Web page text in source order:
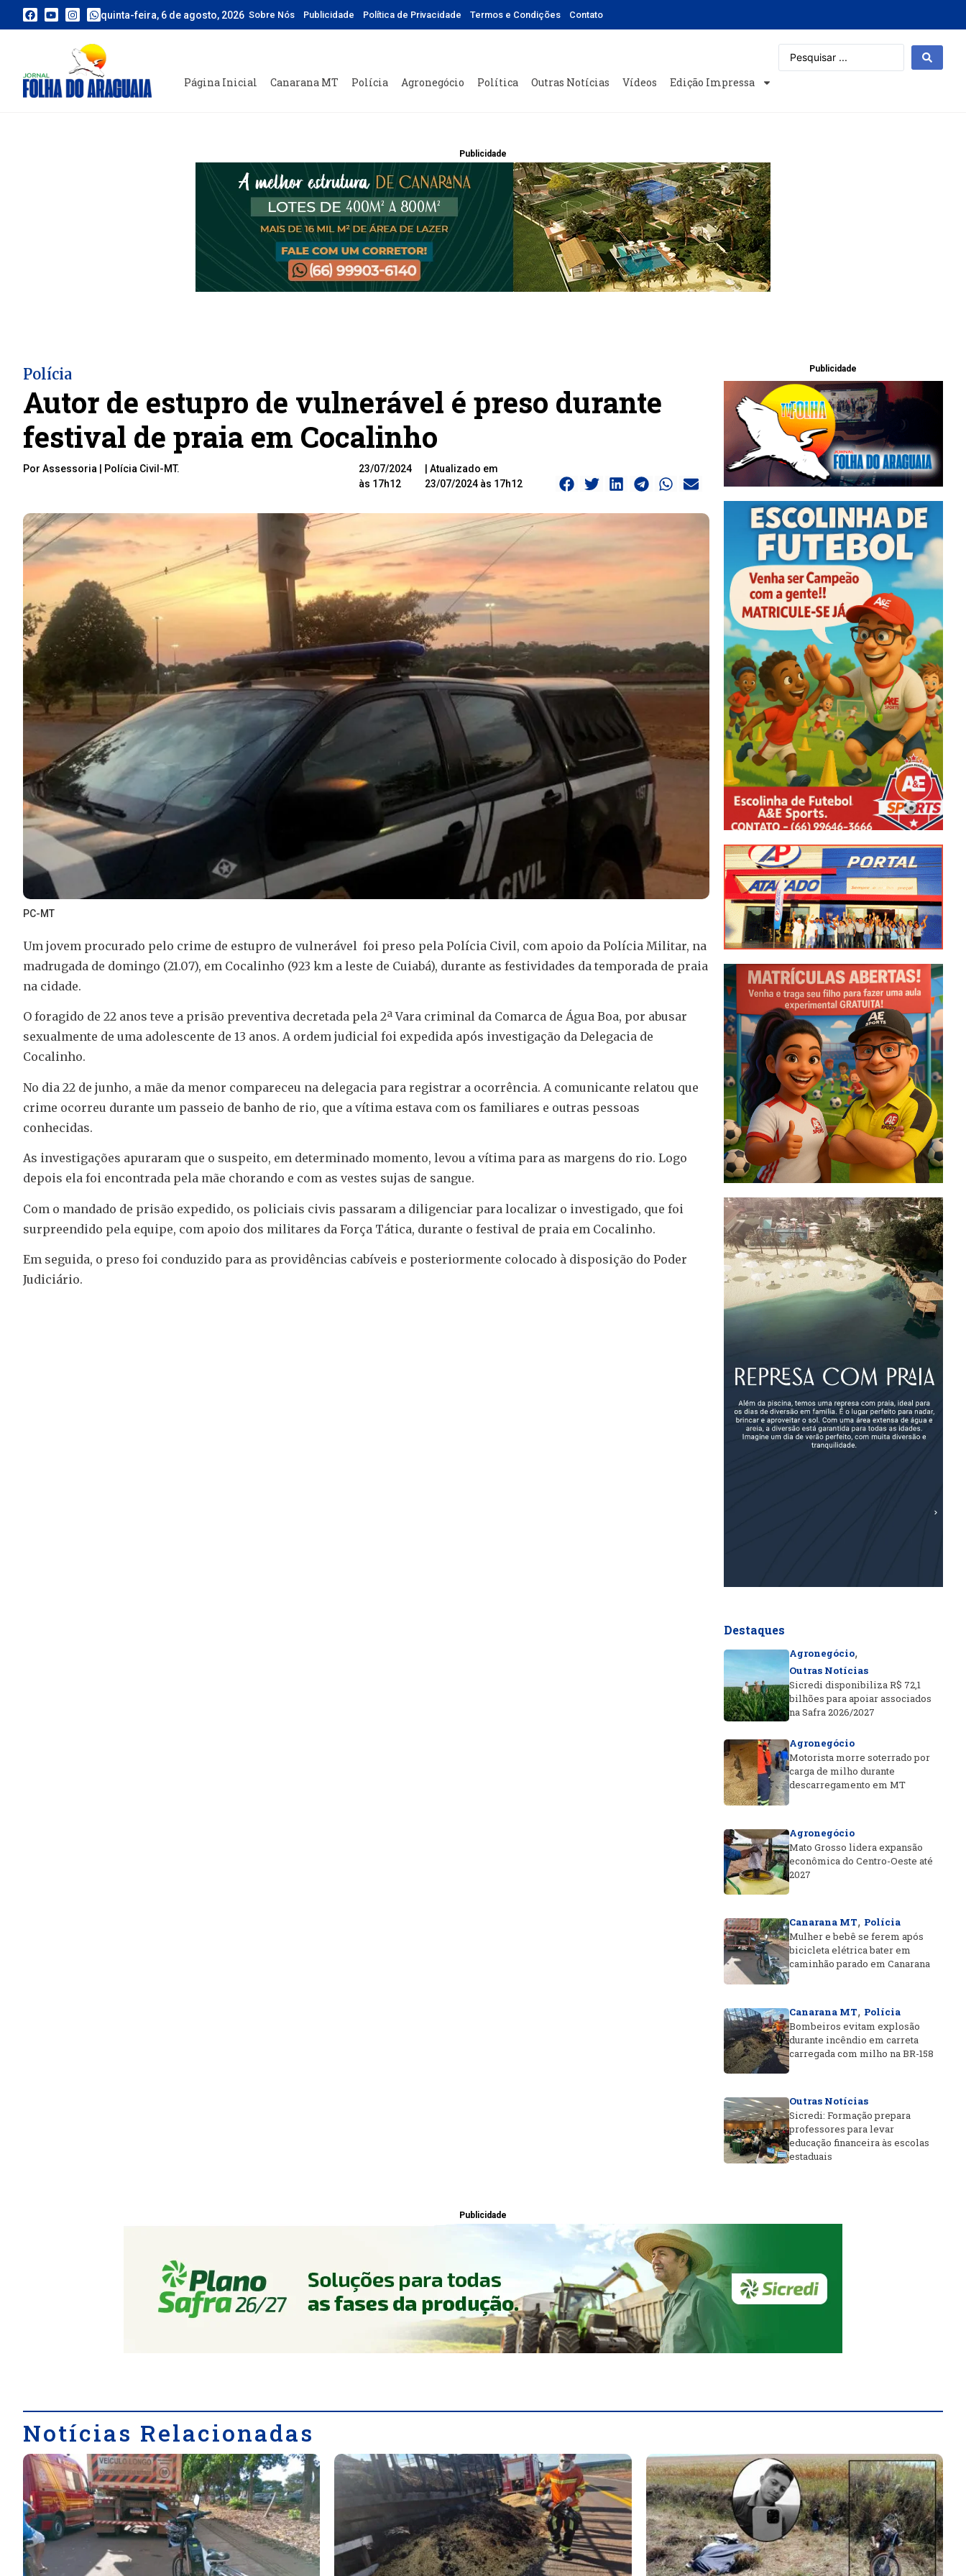
quinta-feira, 6 de agosto, 2026 Sobre Nós Publicidade Política de Privacidade Termos e Condições Contato
Página Inicial Canarana MT Polícia Agronegócio Política Outras Notícias Vídeos Edição Impressa
Publicidade
Polícia
Autor de estupro de vulnerável é preso durante
festival de praia em Cocalinho
Por Assessoria | Polícia Civil-MT.
23/07/2024
às 17h12
| Atualizado em
23/07/2024 às 17h12
PC-MT
Um jovem procurado pelo crime de estupro de vulnerável foi preso pela Polícia Civil, com apoio da Polícia Militar, na
madrugada de domingo (21.07), em Cocalinho (923 km a leste de Cuiabá), durante as festividades da temporada de praia
na cidade.
O foragido de 22 anos teve a prisão preventiva decretada pela 2ª Vara criminal da Comarca de Água Boa, por abusar
sexualmente de uma adolescente de 13 anos. A ordem judicial foi expedida após investigação da Delegacia de
Cocalinho.
No dia 22 de junho, a mãe da menor compareceu na delegacia para registrar a ocorrência. A comunicante relatou que
crime ocorreu durante um passeio de banho de rio, que a vítima estava com os familiares e outras pessoas
conhecidas.
As investigações apuraram que o suspeito, em determinado momento, levou a vítima para as margens do rio. Logo
depois ela foi encontrada pela mãe chorando e com as vestes sujas de sangue.
Com o mandado de prisão expedido, os policiais civis passaram a diligenciar para localizar o investigado, que foi
surpreendido pela equipe, com apoio dos militares da Força Tática, durante o festival de praia em Cocalinho.
Em seguida, o preso foi conduzido para as providências cabíveis e posteriormente colocado à disposição do Poder
Judiciário.
Publicidade
Destaques
Agronegócio,
Outras Notícias
Sicredi disponibiliza R$ 72,1
bilhões para apoiar associados
na Safra 2026/2027
Agronegócio
Motorista morre soterrado por
carga de milho durante
descarregamento em MT
Agronegócio
Mato Grosso lidera expansão
econômica do Centro-Oeste até
2027
Canarana MT, Polícia
Mulher e bebê se ferem após
bicicleta elétrica bater em
caminhão parado em Canarana
Canarana MT, Polícia
Bombeiros evitam explosão
durante incêndio em carreta
carregada com milho na BR-158
Outras Notícias
Sicredi: Formação prepara
professores para levar
educação financeira às escolas
estaduais
Publicidade
Notícias Relacionadas